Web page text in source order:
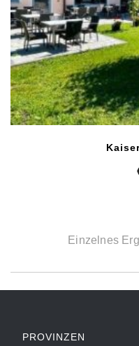
Einzelnes
PROVINZEN